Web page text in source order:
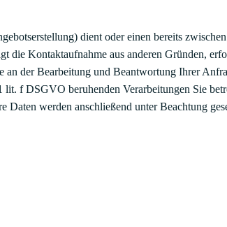
dient oder einen bereits
die Kontaktaufnahme aus anderen Gründen,
der Bearbeitung und Beantwortung Ihrer
lit. f DSGVO beruhenden Verarbeitungen Sie
werden anschließend unter Beachtung